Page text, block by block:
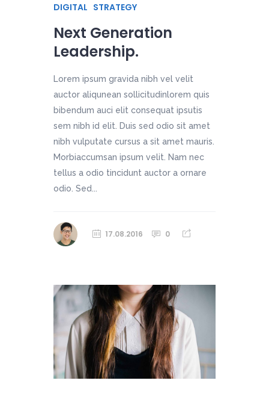
DIGITAL STRATEGY
Next Generation
Leadership.
Lorem ipsum gravida nibh vel velit
auctor aliqunean sollicitudinlorem quis
bibendum auci elit consequat ipsutis
sem nibh id elit. Duis sed odio sit amet
nibh vulputate cursus a sit amet mauris.
Morbiaccumsan ipsum velit. Nam nec
tellus a odio tincidunt auctor a ornare
odio. Sed...
17.08.2016 0